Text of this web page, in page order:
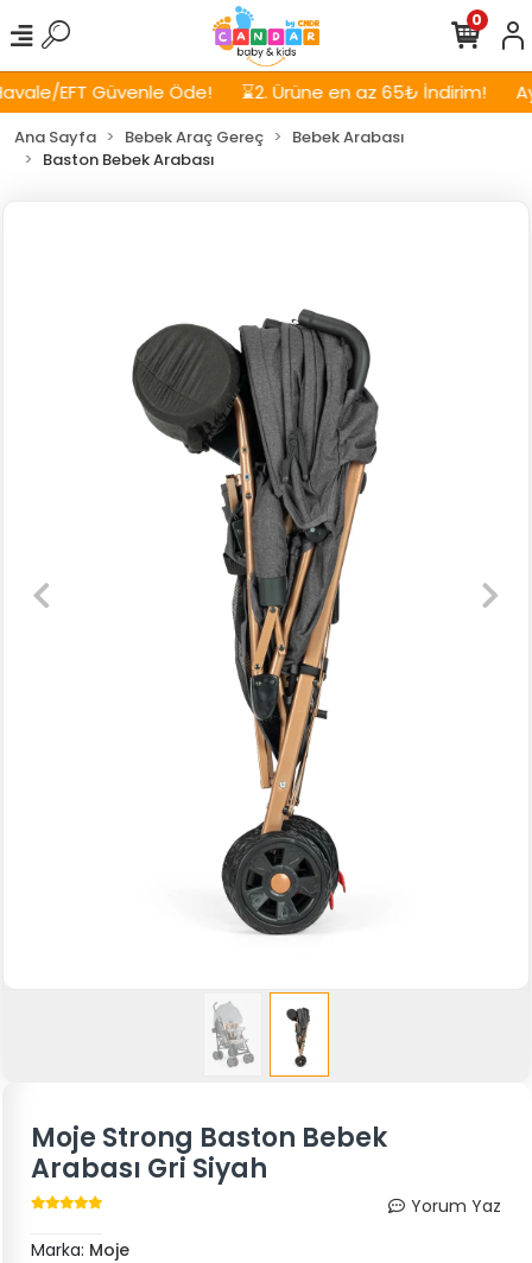
EFT Güvenle Öde! ⌛2. Ürüne en az 65₺ İndirim!
0
Ana Sayfa Bebek Araç Gereç
Bebek Arabası
Baston Bebek Arabası
Moje Strong Baston Bebek
Arabası Gri Siyah
Yorum Yaz
Marka: Moje